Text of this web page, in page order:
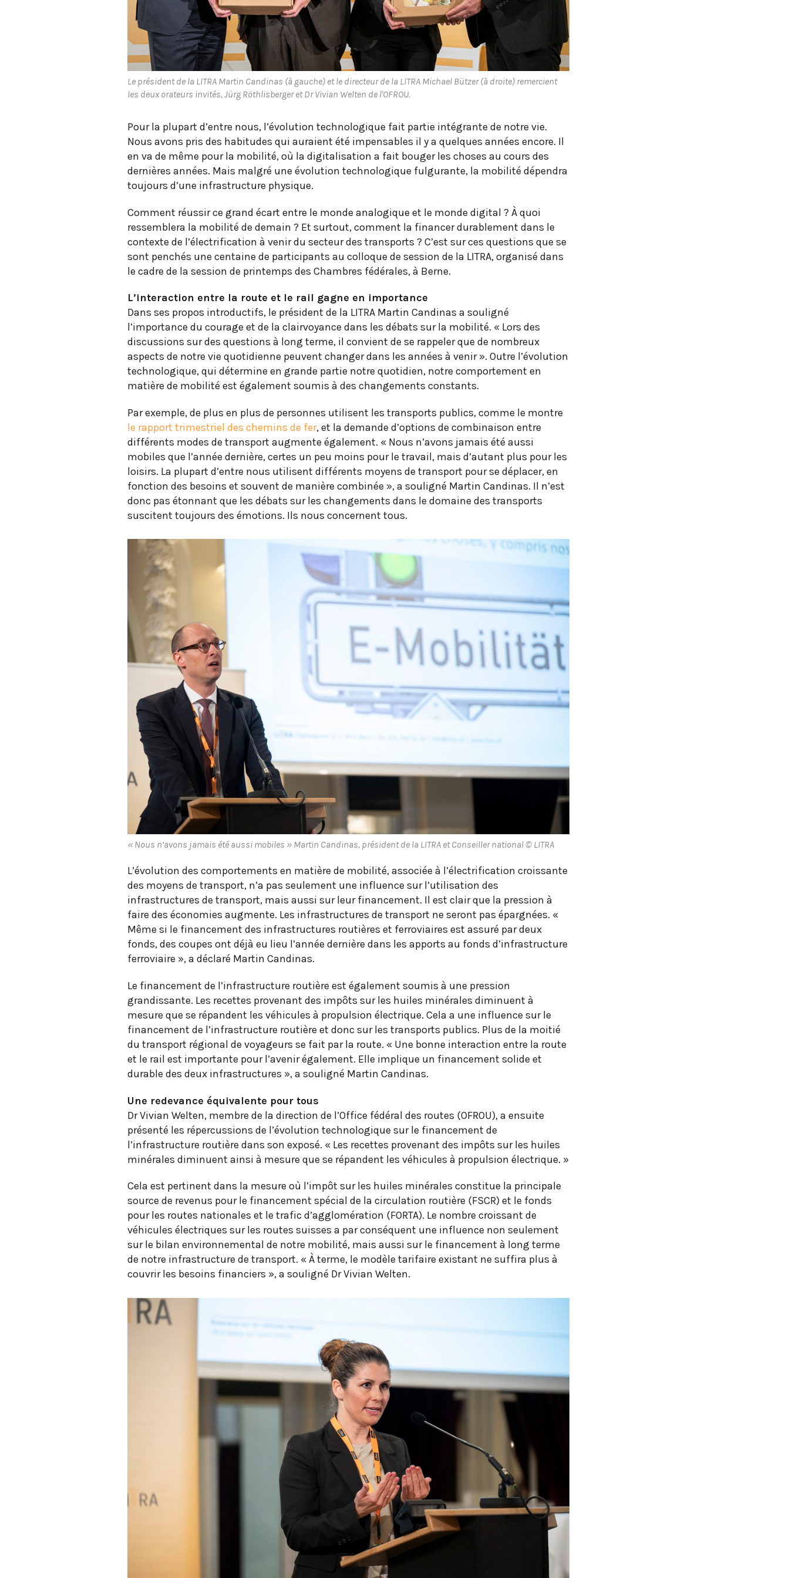
Le président de la LITRA Martin Candinas (à gauche) et le directeur de la LITRA Michael Bützer (à droite) remercient
les deux orateurs invités, Jürg Röthlisberger et Dr Vivian Welten de l'OFROU.
Pour la plupart d’entre nous, l’évolution technologique fait partie intégrante de notre vie.
Nous avons pris des habitudes qui auraient été impensables il y a quelques années encore. Il
en va de même pour la mobilité, où la digitalisation a fait bouger les choses au cours des
dernières années. Mais malgré une évolution technologique fulgurante, la mobilité dépendra
toujours d’une infrastructure physique.
Comment réussir ce grand écart entre le monde analogique et le monde digital ? À quoi
ressemblera la mobilité de demain ? Et surtout, comment la financer durablement dans le
contexte de l’électrification à venir du secteur des transports ? C’est sur ces questions que se
sont penchés une centaine de participants au colloque de session de la LITRA, organisé dans
le cadre de la session de printemps des Chambres fédérales, à Berne.
L’interaction entre la route et le rail gagne en importance
Dans ses propos introductifs, le président de la LITRA Martin Candinas a souligné
l’importance du courage et de la clairvoyance dans les débats sur la mobilité. « Lors des
discussions sur des questions à long terme, il convient de se rappeler que de nombreux
aspects de notre vie quotidienne peuvent changer dans les années à venir ». Outre l’évolution
technologique, qui détermine en grande partie notre quotidien, notre comportement en
matière de mobilité est également soumis à des changements constants.
Par exemple, de plus en plus de personnes utilisent les transports publics, comme le montre
le rapport trimestriel des chemins de fer, et la demande d’options de combinaison entre
différents modes de transport augmente également. « Nous n’avons jamais été aussi
mobiles que l’année dernière, certes un peu moins pour le travail, mais d’autant plus pour les
loisirs. La plupart d’entre nous utilisent différents moyens de transport pour se déplacer, en
fonction des besoins et souvent de manière combinée », a souligné Martin Candinas. Il n’est
donc pas étonnant que les débats sur les changements dans le domaine des transports
suscitent toujours des émotions. Ils nous concernent tous.
« Nous n’avons jamais été aussi mobiles » Martin Candinas, président de la LITRA et Conseiller national © LITRA
L’évolution des comportements en matière de mobilité, associée à l’électrification croissante
des moyens de transport, n’a pas seulement une influence sur l’utilisation des
infrastructures de transport, mais aussi sur leur financement. Il est clair que la pression à
faire des économies augmente. Les infrastructures de transport ne seront pas épargnées. «
Même si le financement des infrastructures routières et ferroviaires est assuré par deux
fonds, des coupes ont déjà eu lieu l’année dernière dans les apports au fonds d’infrastructure
ferroviaire », a déclaré Martin Candinas.
Le financement de l’infrastructure routière est également soumis à une pression
grandissante. Les recettes provenant des impôts sur les huiles minérales diminuent à
mesure que se répandent les véhicules à propulsion électrique. Cela a une influence sur le
financement de l’infrastructure routière et donc sur les transports publics. Plus de la moitié
du transport régional de voyageurs se fait par la route. « Une bonne interaction entre la route
et le rail est importante pour l’avenir également. Elle implique un financement solide et
durable des deux infrastructures », a souligné Martin Candinas.
Une redevance équivalente pour tous
Dr Vivian Welten, membre de la direction de l’Office fédéral des routes (OFROU), a ensuite
présenté les répercussions de l’évolution technologique sur le financement de
l’infrastructure routière dans son exposé. « Les recettes provenant des impôts sur les huiles
minérales diminuent ainsi à mesure que se répandent les véhicules à propulsion électrique. »
Cela est pertinent dans la mesure où l’impôt sur les huiles minérales constitue la principale
source de revenus pour le financement spécial de la circulation routière (FSCR) et le fonds
pour les routes nationales et le trafic d’agglomération (FORTA). Le nombre croissant de
véhicules électriques sur les routes suisses a par conséquent une influence non seulement
sur le bilan environnemental de notre mobilité, mais aussi sur le financement à long terme
de notre infrastructure de transport. « À terme, le modèle tarifaire existant ne suffira plus à
couvrir les besoins financiers », a souligné Dr Vivian Welten.